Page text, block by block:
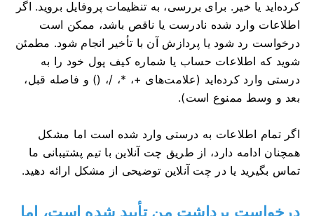
کرده‌اید یا خیر. برای بررسی، به تنظیمات پروفایل بروید. اگر
اطلاعات وارد شده نادرست یا ناقص باشد، ممکن است
درخواست رد شود یا پردازش آن با تأخیر انجام شود. مطمئن
شوید که اطلاعات حساب یا شماره کیف پول خود را به
درستی وارد کرده‌اید (علامت‌های +، *، /، () و فاصله قبل،
بعد و وسط ممنوع است).
اگر تمام اطلاعات به درستی وارد شده است اما مشکل
همچنان ادامه دارد، از طریق چت آنلاین با تیم پشتیبانی ما
تماس بگیرید یا در چت آنلاین توضیحی از مشکل ارائه دهید.
درخواست برداشت من تأیید شده است، اما